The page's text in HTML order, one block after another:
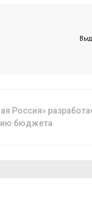
Россия»
бюджета